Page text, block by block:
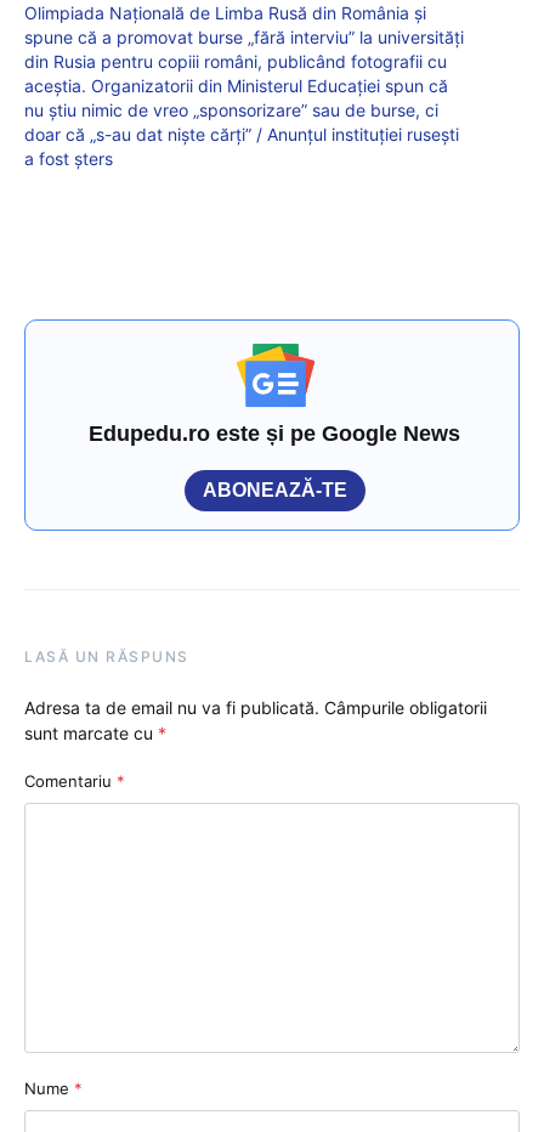
Olimpiada Națională de Limba Rusă din România și
spune că a promovat burse „fără interviu” la universități
din Rusia pentru copiii români, publicând fotografii cu
aceștia. Organizatorii din Ministerul Educației spun că
nu știu nimic de vreo „sponsorizare” sau de burse, ci
doar că „s-au dat niște cărți” / Anunțul instituției rusești
a fost șters
Edupedu.ro este și pe Google News
ABONEAZĂ-TE
LASĂ UN RĂSPUNS
Adresa ta de email nu va fi publicată. Câmpurile obligatorii
sunt marcate cu *
Comentariu *
Nume *